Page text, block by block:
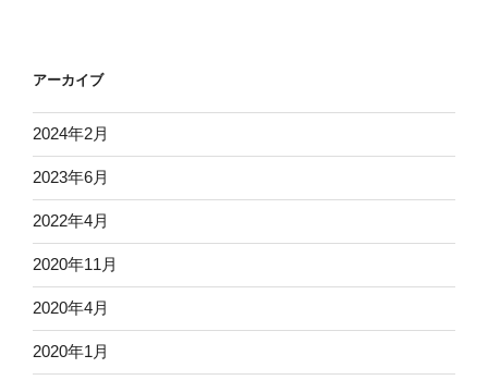
アーカイブ
2024年2月
2023年6月
2022年4月
2020年11月
2020年4月
2020年1月